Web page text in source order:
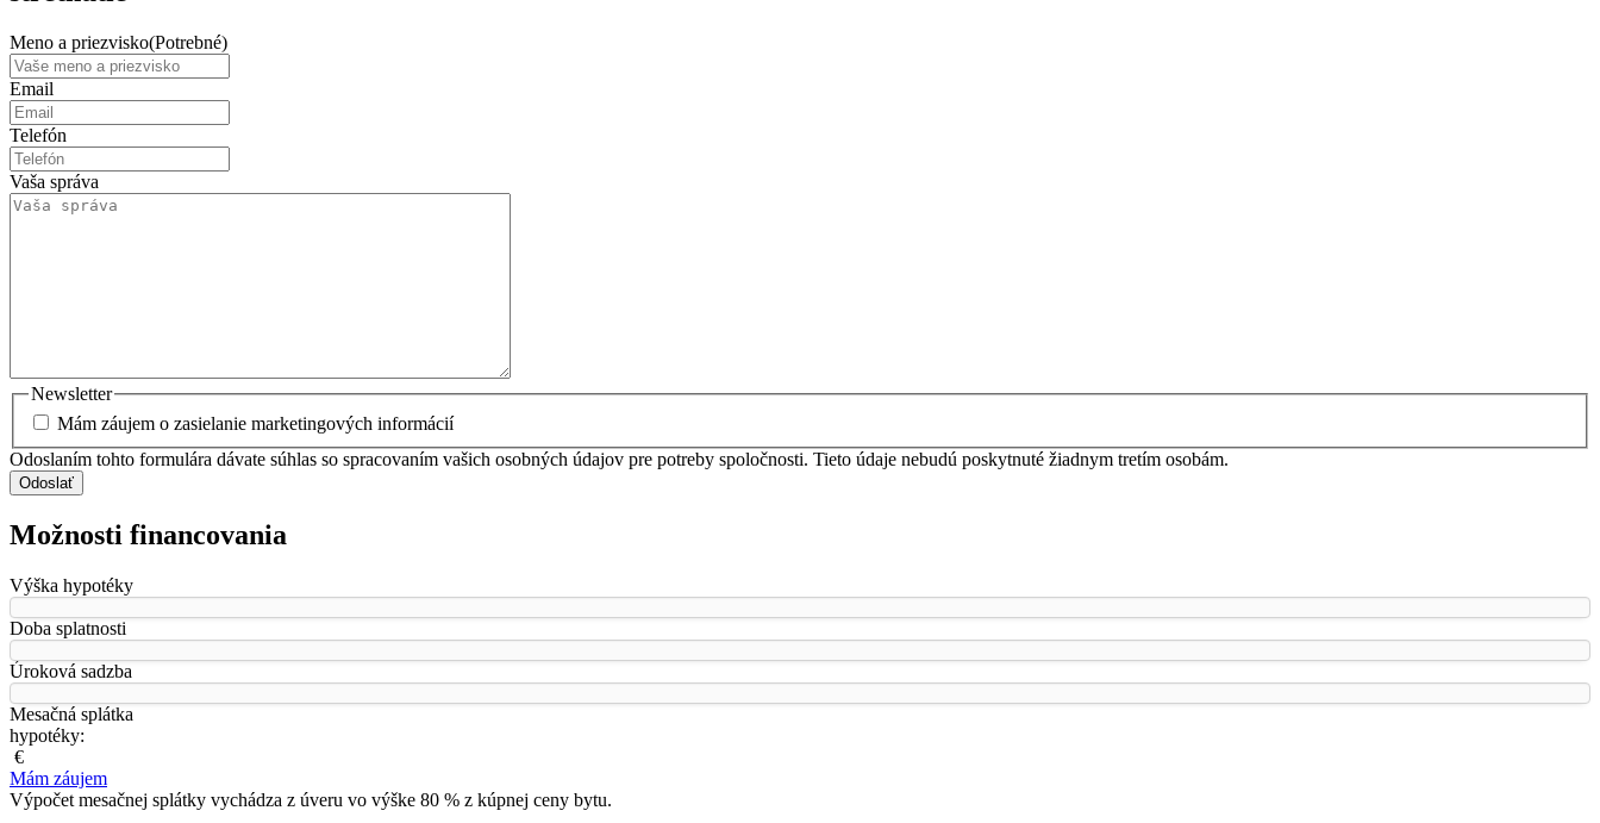
Meno a priezvisko(Potrebné)
Email
Telefón
Vaša správa
Newsletter
Mám záujem o zasielanie marketingových informácií
Odoslaním tohto formulára dávate súhlas so spracovaním vašich osobných údajov pre potreby spoločnosti. Tieto údaje nebudú poskytnuté žiadnym tretím osobám.
Odoslať
Možnosti financovania
Výška hypotéky
Doba splatnosti
Úroková sadzba
Mesačná splátka
hypotéky:
€
Mám záujem
Výpočet mesačnej splátky vychádza z úveru vo výške 80 % z kúpnej ceny bytu.